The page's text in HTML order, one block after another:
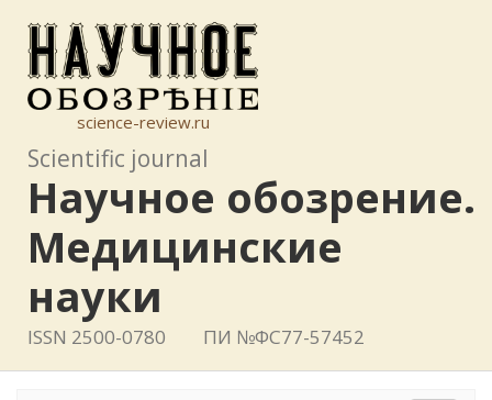
science-review.ru
Scientific journal
Научное обозрение.
Медицинские
науки
ISSN 2500-0780 ПИ №ФС77-57452